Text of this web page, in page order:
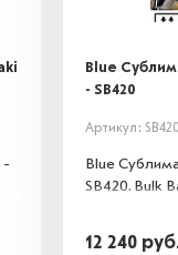
-
Blue
- SB420
Артикул:
Blue
SB420. Bulk
12 240